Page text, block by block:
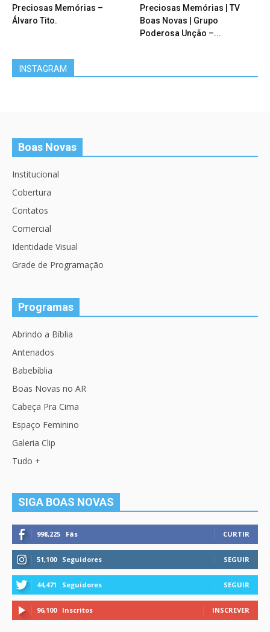
Preciosas Memórias –
Álvaro Tito.
Preciosas Memórias | TV
Boas Novas | Grupo
Poderosa Unção –...
INSTAGRAM
Boas Novas
Institucional
Cobertura
Contatos
Comercial
Identidade Visual
Grade de Programação
Programas
Abrindo a Bíblia
Antenados
Babebíblia
Boas Novas no AR
Cabeça Pra Cima
Espaço Feminino
Galeria Clip
Tudo +
SIGA BOAS NOVAS
998,225 Fãs CURTIR
51,100 Seguidores SEGUIR
44,471 Seguidores SEGUIR
96,100 Inscritos INSCREVER